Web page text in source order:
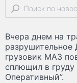
Вчера днем на
разрушительное
грузовик МАЗ
сплющил в груду
Оперативный”.